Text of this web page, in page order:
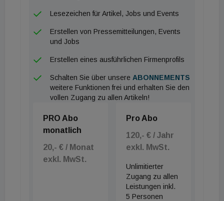
Geringer Öko-Fußabdruck
„Der ökologische Fussabdruck und die Spuren
Enzlberger von hellwach architektur ZT. Der
maximale Einsatz nachwachsender Rohstoffe wirkt
PV-Systeme auf Dach, Fassade und Carports
liefern maximalen Sonnenstromertrag. Sie
versorgen mit einer Spitzenleistung von 300 kWp
die Wärmepumpe und laden den wachsenden E-
Fuhrpark. Schon 2028 werden alle Fahrzeuge von
Hansesun elektrisch unterwegs sein – derzeit sind
Lesezeichen für Artikel, Jobs und Events
Erstellen von Pressemitteilungen, Events
und Jobs
Erstellen eines ausführlichen Firmenprofils
Schalten Sie über unsere ABONNEMENTS
weitere Funktionen frei und erhalten Sie den
vollen Zugang zu allen Artikeln!
PRO Abo
monatlich
20,- € / Monat
exkl. MwSt.
Pro Abo
120,- € / Jahr
exkl. MwSt.
Unlimitierter
Zugang zu allen
Leistungen inkl.
5 Personen